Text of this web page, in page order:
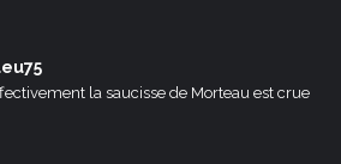
la saucisse de Morteau est crue